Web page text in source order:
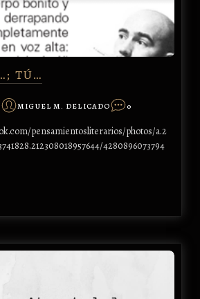
TÚ…
MIGUEL M. DELICADO 0
pensamientosliterarios/photos/a.2
4280896073794